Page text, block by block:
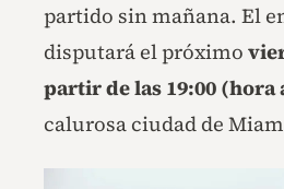
partido sin mañana. El
disputará el próximo
partir de las 19:00 (hora
calurosa ciudad de